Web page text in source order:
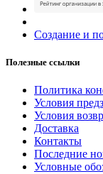
Создание и
Полезные ссылки
Политика
Условия
Условия
Доставка
Контакты
Последние
Условные